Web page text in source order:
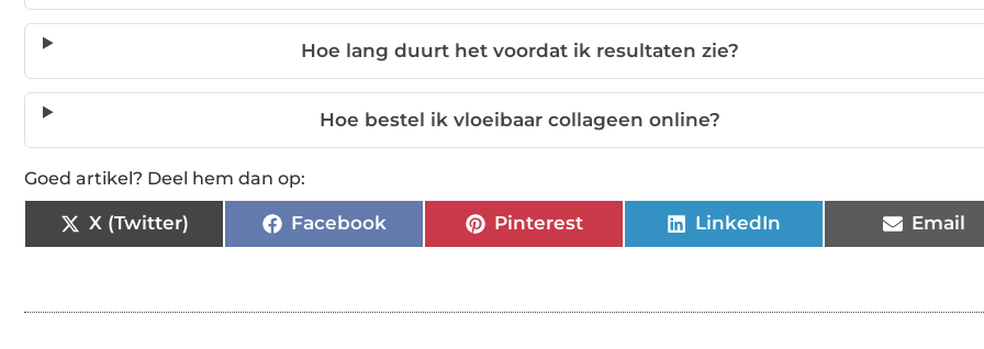
Hoe lang duurt het voordat ik resultaten zie?
Hoe bestel ik vloeibaar collageen online?
Goed artikel? Deel hem dan op:
X (Twitter) Facebook Pinterest LinkedIn Email